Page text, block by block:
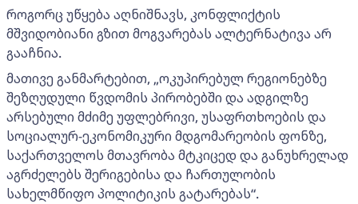
როგორც უწყება აღნიშნავს, კონფლიქტის
მშვიდობიანი გზით მოგვარებას ალტერნატივა არ
გააჩნია.
მათივე განმარტებით, „ოკუპირებულ რეგიონებზე
შეზღუდული წვდომის პირობებში და ადგილზე
არსებული მძიმე უფლებრივი, უსაფრთხოების და
სოციალურ-ეკონომიკური მდგომარეობის ფონზე,
საქართველოს მთავრობა მტკიცედ და განუხრელად
აგრძელებს შერიგებისა და ჩართულობის
სახელმწიფო პოლიტიკის გატარებას“.